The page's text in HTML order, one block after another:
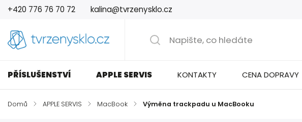
+420 776 76 70 72 kalina@tvrzenysklo.cz
PŘÍSLUŠENSTVÍ APPLE SERVIS KONTAKTY CENA DOPRAVY
Domů / APPLE SERVIS / MacBook / Výměna trackpadu u MacBooku